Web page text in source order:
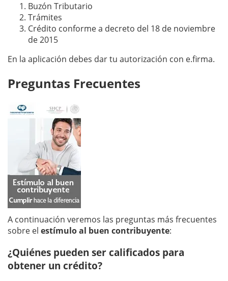
Buzón Tributario
Trámites
Crédito conforme a decreto del 18 de noviembre
de 2015
En la aplicación debes dar tu autorización con e.firma.
Preguntas Frecuentes
A continuación veremos las preguntas más frecuentes
sobre el estímulo al buen contribuyente:
¿Quiénes pueden ser calificados para
obtener un crédito?